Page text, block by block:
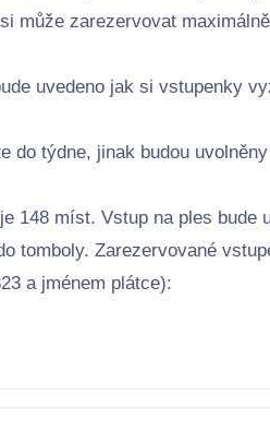
může zarezervovat
uvedeno jak si vstupenky
do týdne, jinak budou
148 míst. Vstup na ples bude
tomboly. Zarezervované
a jménem plátce):